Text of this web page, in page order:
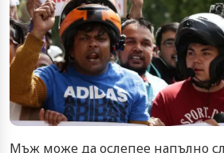
Мъж може да ослепее напълно